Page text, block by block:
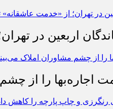
اربعین در
اجاره‌بها را از